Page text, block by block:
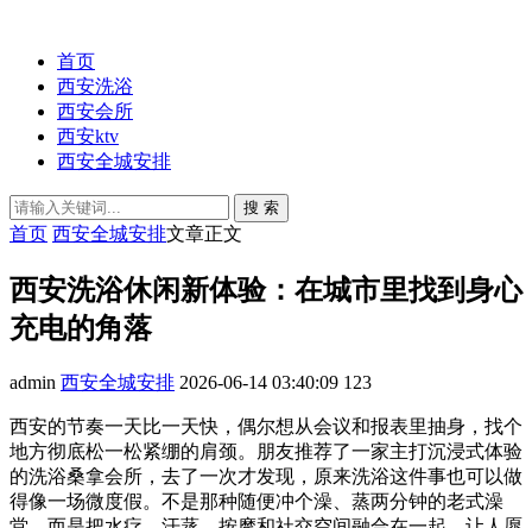
首页
西安洗浴
西安会所
西安ktv
西安全城安排
搜 索
首页 西安全城安排文章正文
西安洗浴休闲新体验：在城市里找到身心
充电的角落
admin 西安全城安排 2026-06-14 03:40:09 123
西安的节奏一天比一天快，偶尔想从会议和报表里抽身，找个
地方彻底松一松紧绷的肩颈。朋友推荐了一家主打沉浸式体验
的洗浴桑拿会所，去了一次才发现，原来洗浴这件事也可以做
得像一场微度假。不是那种随便冲个澡、蒸两分钟的老式澡